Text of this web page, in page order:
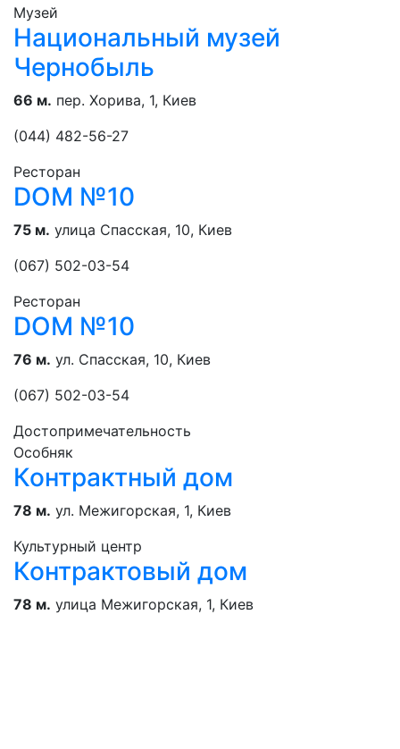
Музей
Национальный музей
Чернобыль
66 м. пер. Хорива, 1, Киев
(044) 482-56-27
Ресторан
DOM №10
75 м. улица Спасская, 10, Киев
(067) 502-03-54
Ресторан
DOM №10
76 м. ул. Спасская, 10, Киев
(067) 502-03-54
Достопримечательность
Особняк
Контрактный дом
78 м. ул. Межигорская, 1, Киев
Культурный центр
Контрактовый дом
78 м. улица Межигорская, 1, Киев